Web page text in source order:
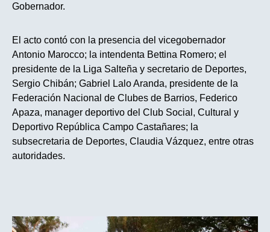
Gobernador.
El acto contó con la presencia del vicegobernador
Antonio Marocco; la intendenta Bettina Romero; el
presidente de la Liga Salteña y secretario de Deportes,
Sergio Chibán; Gabriel Lalo Aranda, presidente de la
Federación Nacional de Clubes de Barrios, Federico
Apaza, manager deportivo del Club Social, Cultural y
Deportivo República Campo Castañares; la
subsecretaria de Deportes, Claudia Vázquez, entre otras
autoridades.